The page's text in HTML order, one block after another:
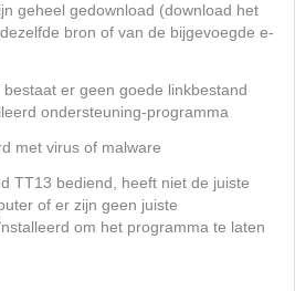
geheel gedownload (download het
bron of van de bijgevoegde e-
er geen goede linkbestand
ondersteuning-programma
met virus of malware
TT13 bediend, heeft niet de juiste
of er zijn geen juiste
om het programma te laten